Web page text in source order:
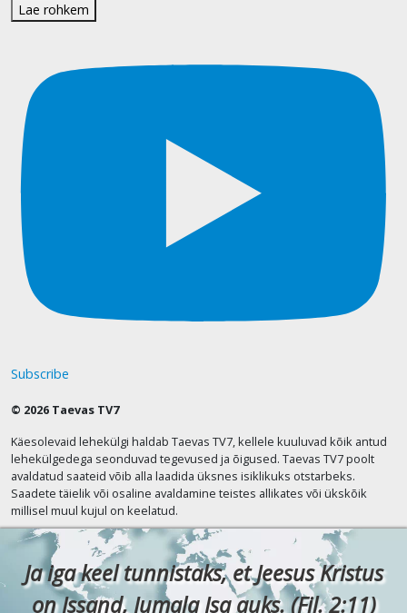
Lae rohkem
Subscribe
© 2026 Taevas TV7
Käesolevaid lehekülgi haldab Taevas TV7, kellele kuuluvad kõik antud
lehekülgedega seonduvad tegevused ja õigused. Taevas TV7 poolt
avaldatud saateid võib alla laadida üksnes isiklikuks otstarbeks.
Saadete täielik või osaline avaldamine teistes allikates või ükskõik
millisel muul kujul on keelatud.
Ja iga keel tunnistaks, et Jeesus Kristus
on Issand, Jumala Isa auks. (Fil. 2:11)